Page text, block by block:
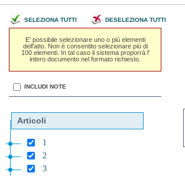
SELEZIONA TUTTI DESELEZIONA TUTTI
E' possibile selezionare uno o piú elementi
dell'atto. Non é consentito selezionare piú di
100 elementi. In tal caso il sistema proporrá l'
intero documento nel formato richiesto.
INCLUDI NOTE
Articoli
1
2
3